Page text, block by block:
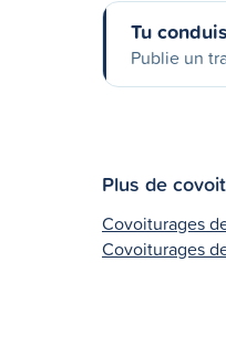
Tu
Publie un
Plus de
Covoiturages
Covoiturages